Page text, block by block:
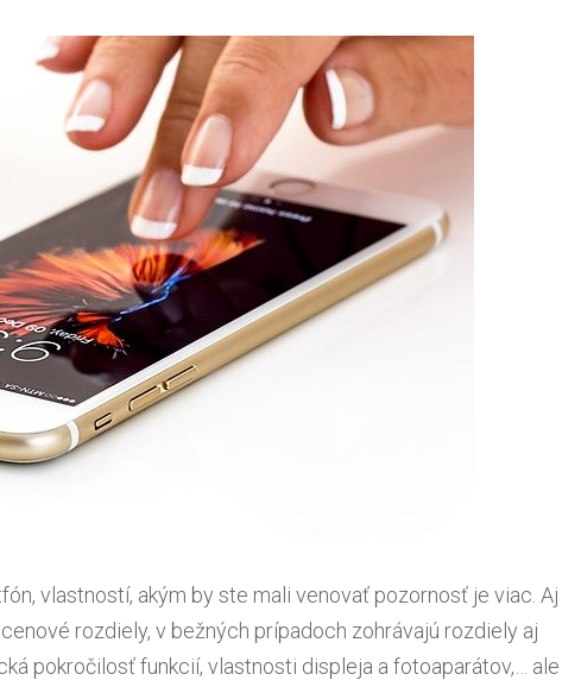
vlastností, akým by ste mali venovať pozornosť je viac. Aj
rozdiely, v bežných prípadoch zohrávajú rozdiely aj
pokročilosť funkcií, vlastnosti displeja a fotoaparátov,… ale